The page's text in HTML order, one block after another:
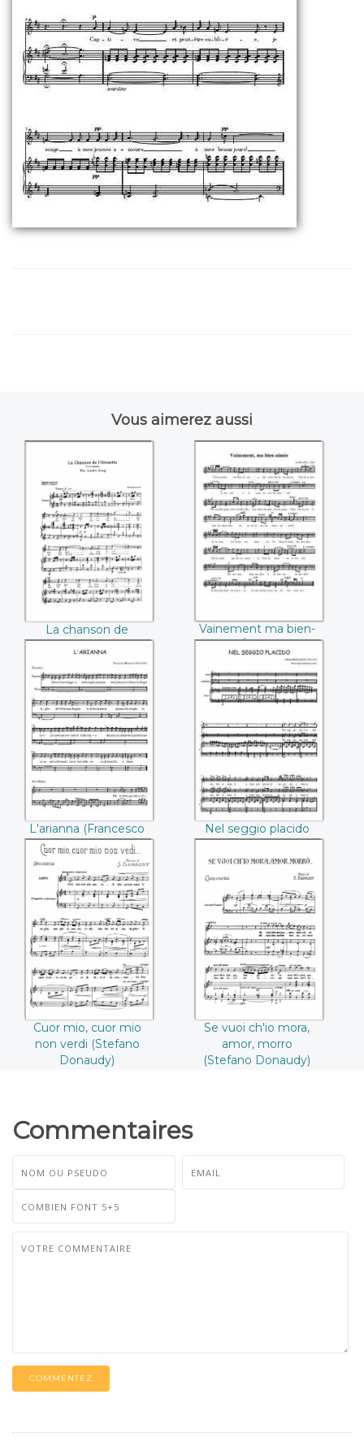
Vous aimerez aussi
La chanson de
l'alouette
((Edouard Lalo))
La chanson de
l'alouette (Edouard
Vainement ma
bien-aimée
((Édouard Lalo))
Vainement ma bien-
aimée (Édouard Lalo)
L'arianna
(Francesco
Mancini)
L'arianna (Francesco
Mancini)
Nel seggio placido
(Saverio
Marcadante)
Nel seggio placido
(Saverio Marcadante)
Cuor mio, cuor mio
non verdi (Stefano
Donaudy)
Cuor mio, cuor mio
non verdi (Stefano
Donaudy)
Se vuoi ch'io mora,
amor, morro
(Stefano Donaudy)
Se vuoi ch'io mora,
amor, morro
(Stefano Donaudy)
Commentaires
COMMENTEZ